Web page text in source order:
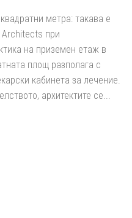
метра: такава е
Architects при
на приземен етаж в
площ разполага с
кабинета за лечение.
архитектите се...